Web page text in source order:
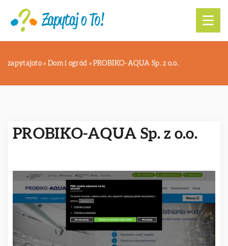
zapytajoto » Dom i ogród »PROBIKO-AQUA Sp. z o.o.
PROBIKO-AQUA Sp. z o.o.